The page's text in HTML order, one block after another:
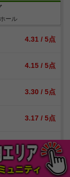
ール
4.31 / 5点
4.15 / 5点
3.30 / 5点
3.17 / 5点
3.14 / 5点
3.10 / 5点